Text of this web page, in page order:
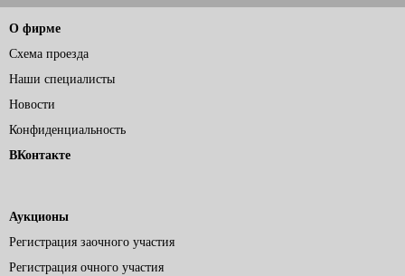
О фирме
Схема проезда
Наши специалисты
Новости
Конфиденциальность
ВКонтакте
Аукционы
Регистрация заочного участия
Регистрация очного участия